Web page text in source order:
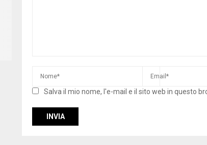
Salva il mio nome, l'e-mail e il sito web in questo